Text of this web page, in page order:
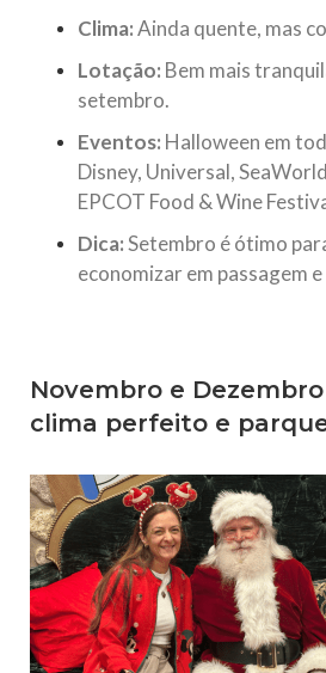
Clima:Ainda quente, mas
Lotação: Bem mais
setembro.
Eventos: Halloween em
Disney, Universal,
EPCOT Food & Wine
Dica:Setembro é ótimo
economizar em passagem
Novembro e Dezembro
clima perfeito e